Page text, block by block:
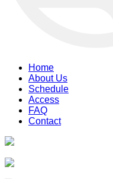
Home
About Us
Schedule
Access
FAQ
Contact